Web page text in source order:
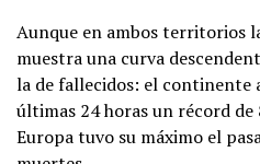
Aunque en ambos territorios
muestra una curva
la de fallecidos: el continente
últimas 24 horas un récord
Europa tuvo su máximo el